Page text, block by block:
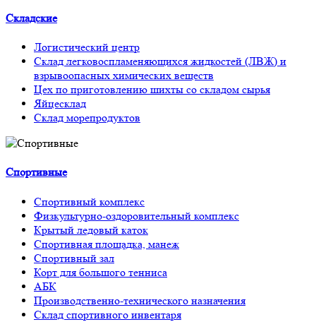
Складские
Логистический центр
Склад легковоспламеняющихся жидкостей (ЛВЖ) и
взрывоопасных химических веществ
Цех по приготовлению шихты со складом сырья
Яйцесклад
Склад морепродуктов
Спортивные
Спортивный комплекс
Физкультурно-оздоровительный комплекс
Крытый ледовый каток
Спортивная площадка, манеж
Спортивный зал
Корт для большого тенниса
АБК
Производственно-технического назначения
Склад спортивного инвентаря